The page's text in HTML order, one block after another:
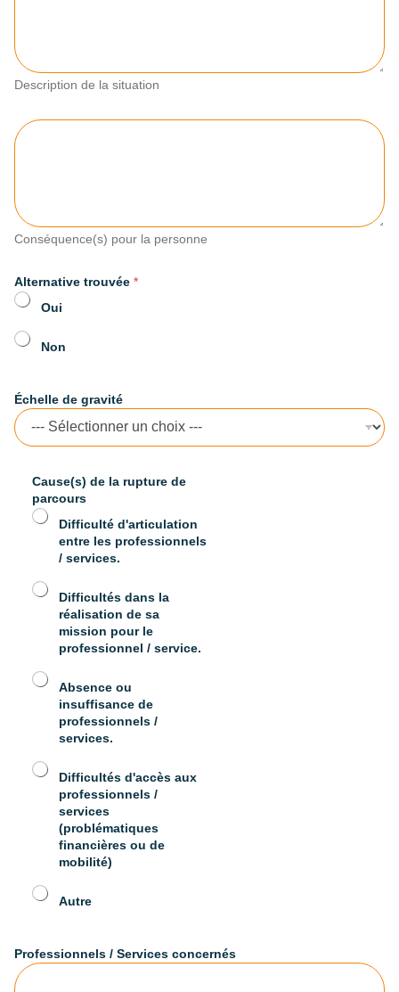
Description de la situation
C
é
q
u
c
e
s
o
u
r
l
Conséquence(s) pour la personne
Alternative trouvée *
Oui
Non
Échelle de gravité
Cause(s) de la rupture de
parcours
Difficulté d'articulation
entre les professionnels
/ services.
Difficultés dans la
réalisation de sa
mission pour le
professionnel / service.
Absence ou
insuffisance de
professionnels /
services.
Difficultés d'accès aux
professionnels /
services
(problématiques
financières ou de
mobilité)
Autre
Professionnels / Services concernés